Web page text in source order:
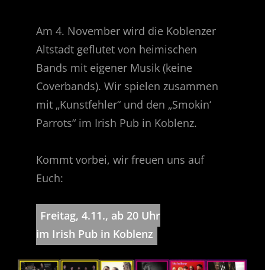
Am 4. November wird die Koblenzer
Altstadt geflutet von heimischen
Bands mit eigener Musik (keine
Coverbands). Wir spielen zusammen
mit „Kunstfehler“ und den „Smokin‘
Parrots“ im Irish Pub in Koblenz.
Kommt vorbei, wir freuen uns auf
Euch:
Freitag, 4.11., ab 20 Uhr
im Irish Pub in Koblenz